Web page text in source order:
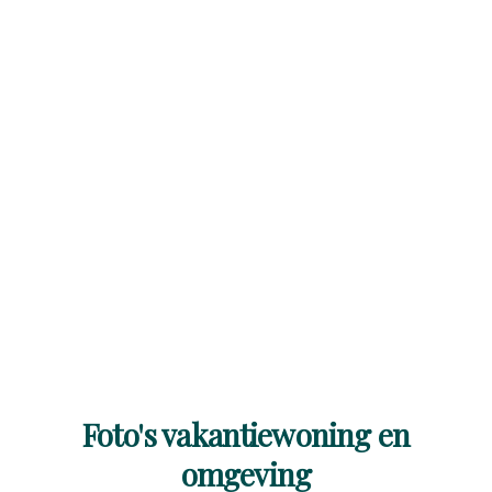
Foto's vakantiewoning en
omgeving